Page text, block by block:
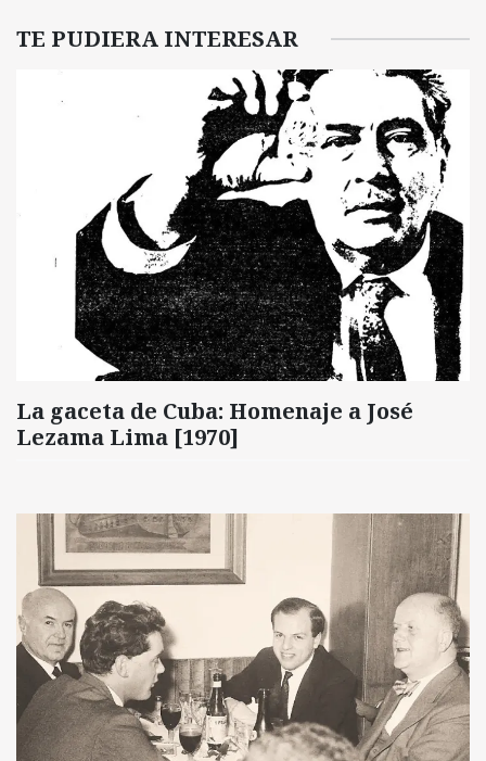
TE PUDIERA INTERESAR
La gaceta de Cuba: Homenaje a José
Lezama Lima [1970]